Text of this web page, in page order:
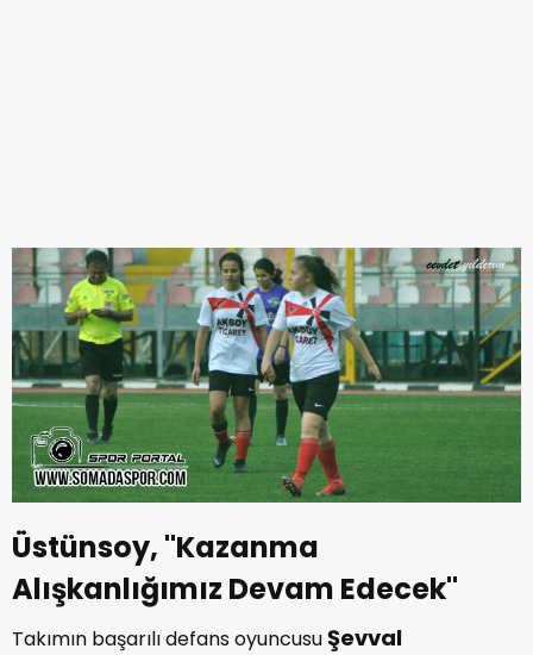
Üstünsoy, ''Kazanma
Alışkanlığımız Devam Edecek''
Takımın başarılı defans oyuncusuŞevval